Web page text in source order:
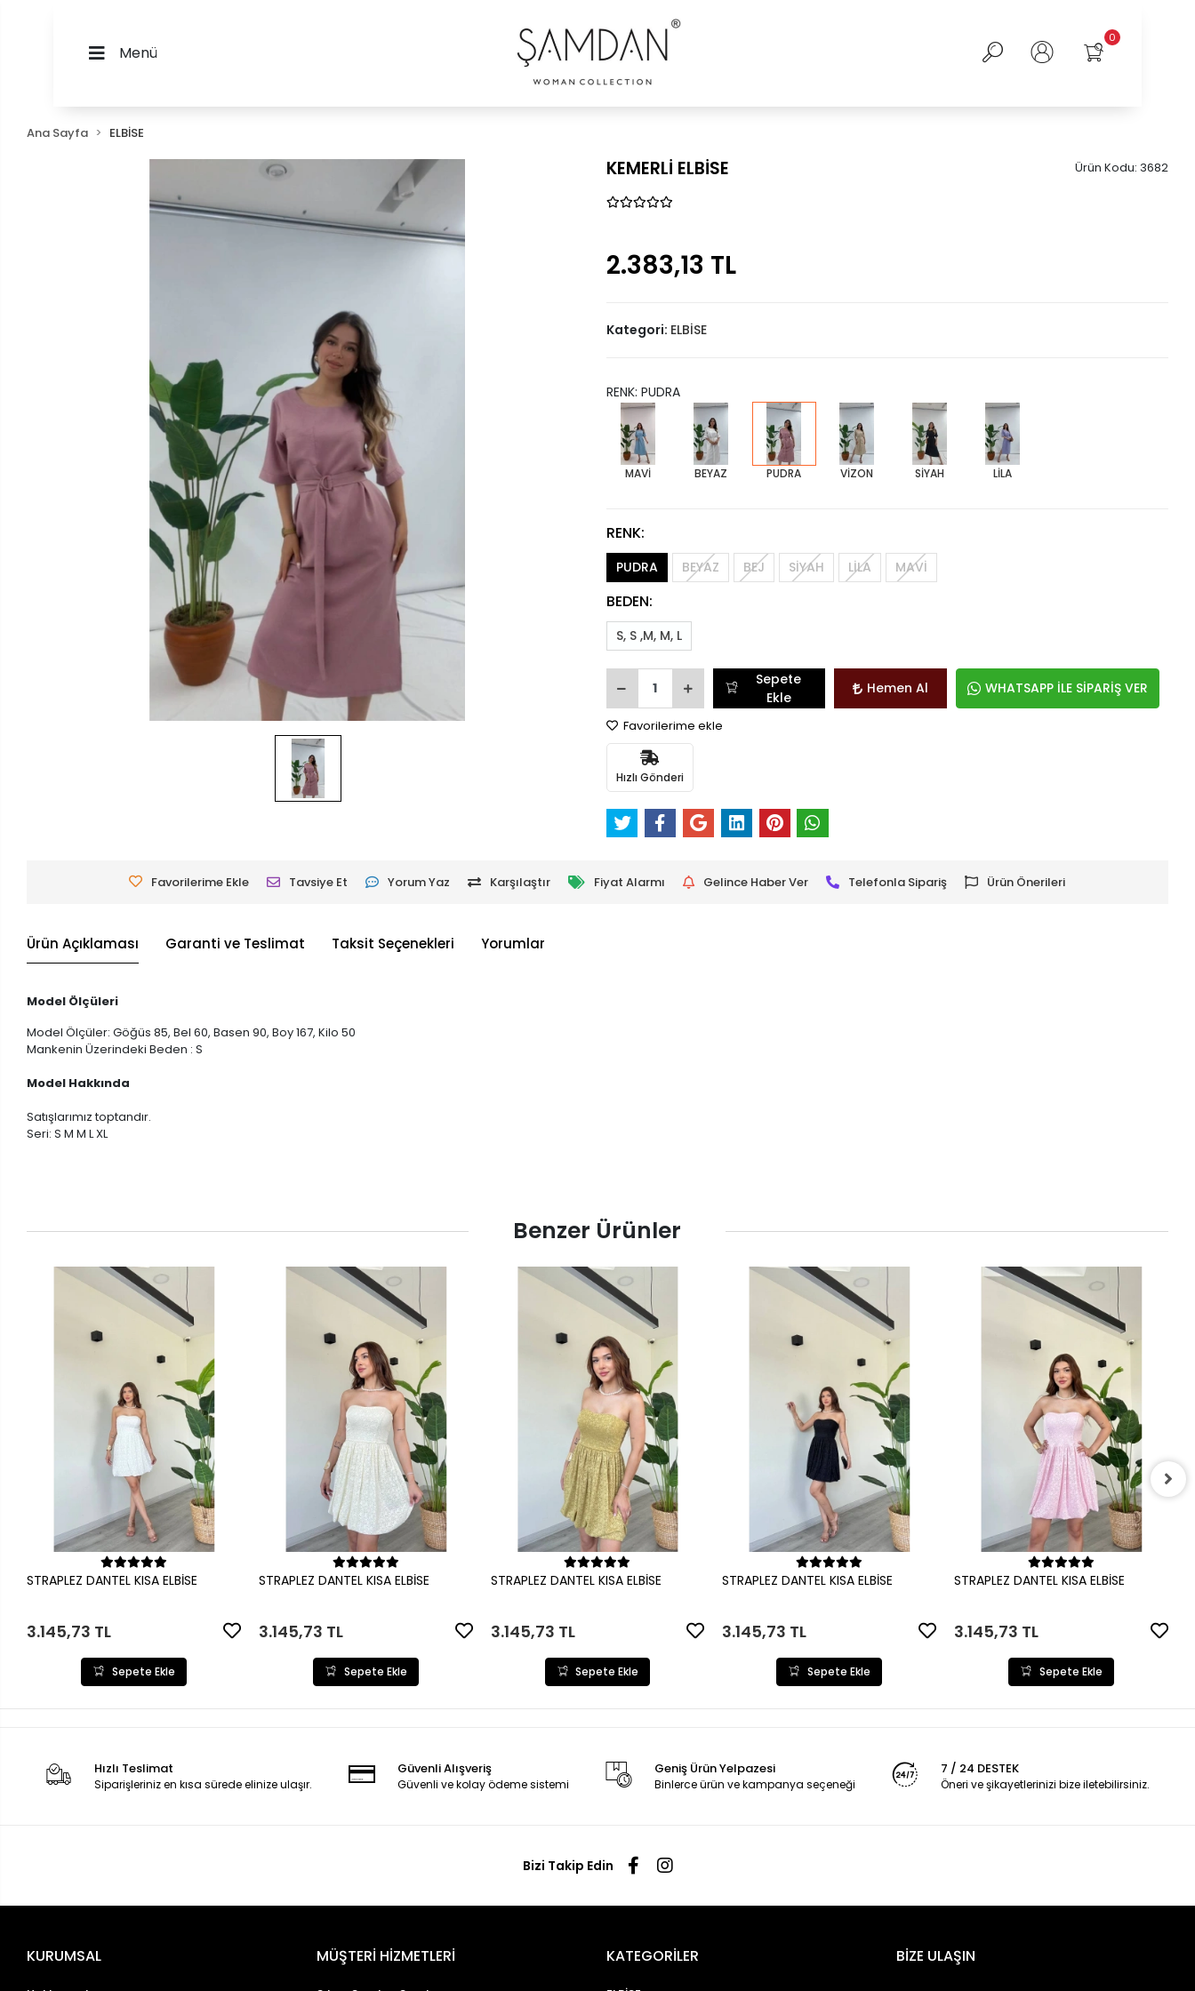
Menü
0
Ana Sayfa ELBİSE
KEMERLİ ELBİSE Ürün Kodu: 3682
2.383,13 TL
Kategori: ELBİSE
RENK: PUDRA
MAVİ BEYAZ PUDRA VİZON SİYAH LİLA
RENK:
PUDRA BEYAZ BEJ SİYAH LİLA MAVİ
BEDEN:
S, S ,M, M, L
Sepete
Ekle
Hemen Al WHATSAPP İLE SİPARİŞ VER
Favorilerime ekle
Hızlı Gönderi
Favorilerime Ekle Tavsiye Et Yorum Yaz Karşılaştır Fiyat Alarmı Gelince Haber Ver Telefonla Sipariş Ürün Önerileri
Ürün Açıklaması Garanti ve Teslimat Taksit Seçenekleri Yorumlar
Model Ölçüleri
Model Ölçüler: Göğüs 85, Bel 60, Basen 90, Boy 167, Kilo 50
Mankenin Üzerindeki Beden : S
Model Hakkında
Satışlarımız toptandır.
Seri: S M M L XL
Benzer Ürünler
Sepete Ekle
STRAPLEZ DANTEL KISA ELBİSE
3.145,73 TL
Sepete Ekle
Sepete Ekle
STRAPLEZ DANTEL KISA ELBİSE
3.145,73 TL
Sepete Ekle
Sepete Ekle
STRAPLEZ DANTEL KISA ELBİSE
3.145,73 TL
Sepete Ekle
Sepete Ekle
STRAPLEZ DANTEL KISA ELBİSE
3.145,73 TL
Sepete Ekle
Sepete Ekle
STRAPLEZ DANTEL KISA ELBİSE
3.145,73 TL
Sepete Ekle
Hızlı Teslimat
Siparişleriniz en kısa sürede elinize ulaşır.
Güvenli Alışveriş
Güvenli ve kolay ödeme sistemi
Geniş Ürün Yelpazesi
Binlerce ürün ve kampanya seçeneği
7 / 24 DESTEK
Öneri ve şikayetlerinizi bize iletebilirsiniz.
Bizi Takip Edin
KURUMSAL MÜŞTERİ HİZMETLERİ KATEGORİLER BİZE ULAŞIN